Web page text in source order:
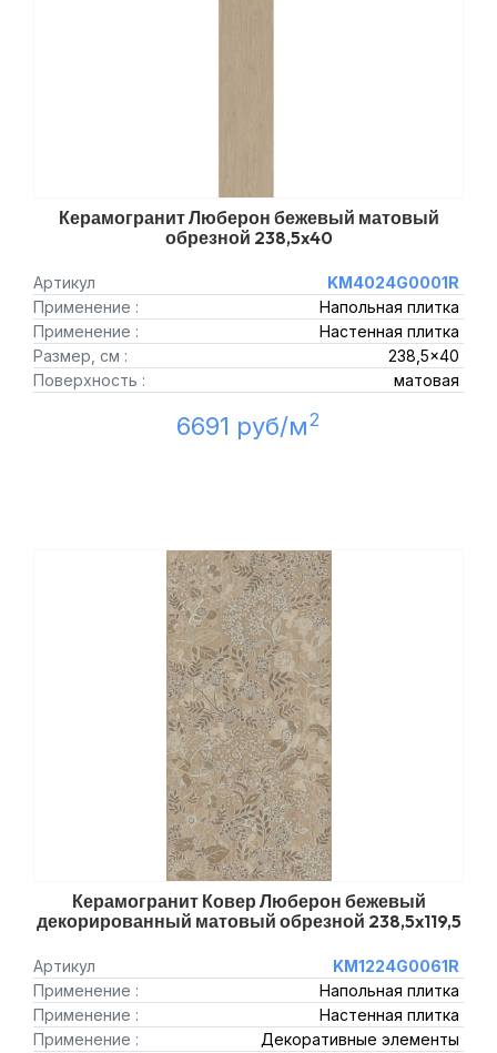
Керамогранит Люберон бежевый матовый
обрезной 238,5x40
Артикул
KM4024G0001R
Применение :
Напольная плитка
Применение :
Настенная плитка
Размер, см :
238,5x40
Поверхность :
матовая
6691 руб/м2
Керамогранит Ковер Люберон бежевый
декорированный матовый обрезной 238,5x119,5
Артикул
KM1224G0061R
Применение :
Напольная плитка
Применение :
Настенная плитка
Применение :
Декоративные элементы